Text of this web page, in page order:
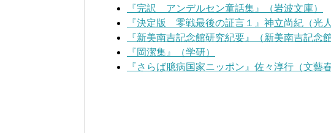
『完訳 アンデルセン童話集』（岩波文庫）
『決定版 零戦最後の証言１』神立尚紀（光
『新美南吉記念館研究紀要』（新美南吉記念館
『岡潔集』（学研）
『さらば臆病国家ニッポン』佐々淳行（文藝春